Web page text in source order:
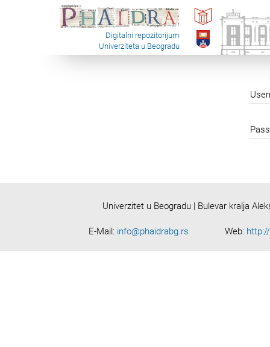
Digitalni repozitorijum
Univerziteta u Beogradu
Univerzitet u Beogradu | Bulevar kralja
E-Mail: info@phaidrabg.rs Web: